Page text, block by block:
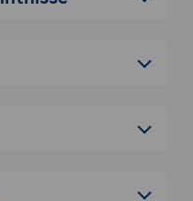
quantitativ vs.
Daten.
Quelle,
Limitationen.
Was wurde nicht